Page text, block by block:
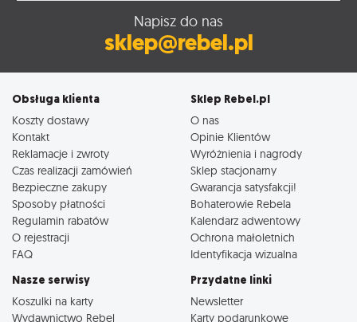
Napisz do nas
sklep@rebel.pl
Obsługa klienta
Koszty dostawy
Kontakt
Reklamacje i zwroty
Czas realizacji zamówień
Bezpieczne zakupy
Sposoby płatności
Regulamin rabatów
O rejestracji
FAQ
Sklep Rebel.pl
O nas
Opinie Klientów
Wyróżnienia i nagrody
Sklep stacjonarny
Gwarancja satysfakcji!
Bohaterowie Rebela
Kalendarz adwentowy
Ochrona małoletnich
Identyfikacja wizualna
Nasze serwisy
Koszulki na karty
Wydawnictwo Rebel
Przydatne linki
Newsletter
Karty podarunkowe